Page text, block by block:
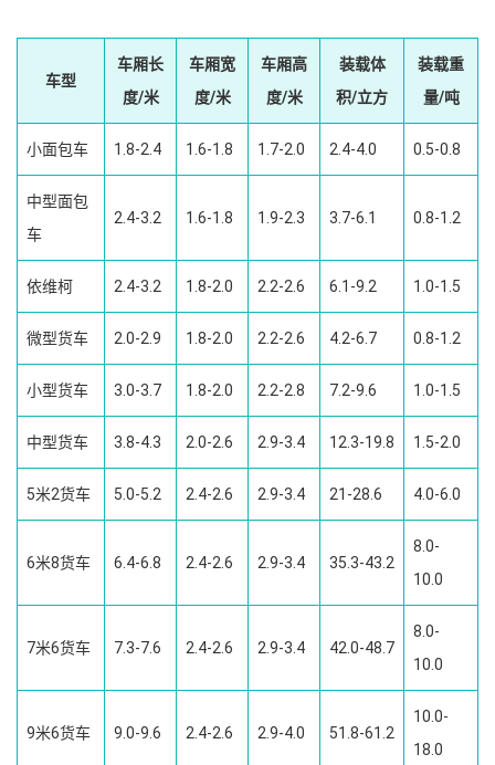
车型
车厢长
度/米
车厢宽
度/米
车厢高
度/米
装载体
积/立方
装载重
量/吨
小面包车 1.8-2.4 1.6-1.8 1.7-2.0 2.4-4.0 0.5-0.8
中型面包
车
2.4-3.2 1.6-1.8 1.9-2.3 3.7-6.1 0.8-1.2
依维柯 2.4-3.2 1.8-2.0 2.2-2.6 6.1-9.2 1.0-1.5
微型货车 2.0-2.9 1.8-2.0 2.2-2.6 4.2-6.7 0.8-1.2
小型货车 3.0-3.7 1.8-2.0 2.2-2.8 7.2-9.6 1.0-1.5
中型货车 3.8-4.3 2.0-2.6 2.9-3.4 12.3-19.8 1.5-2.0
5米2货车 5.0-5.2 2.4-2.6 2.9-3.4 21-28.6 4.0-6.0
6米8货车 6.4-6.8 2.4-2.6 2.9-3.4 35.3-43.2
8.0-
10.0
7米6货车 7.3-7.6 2.4-2.6 2.9-3.4 42.0-48.7
8.0-
10.0
9米6货车 9.0-9.6 2.4-2.6 2.9-4.0 51.8-61.2
10.0-
18.0